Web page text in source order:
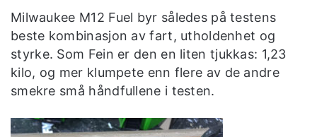
Milwaukee M12 Fuel byr således på testens
beste kombinasjon av fart, utholdenhet og
styrke. Som Fein er den en liten tjukkas: 1,23
kilo, og mer klumpete enn flere av de andre
smekre små håndfullene i testen.